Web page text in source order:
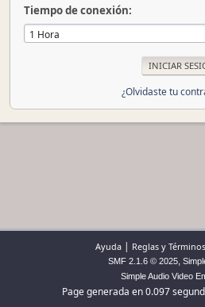
Tiempo de conexión:
¿Olvidaste tu
Ayuda | Reglas y Términos
SMF 2.1.6 © 2025,
Simple Audio Video
Page generada en 0.097